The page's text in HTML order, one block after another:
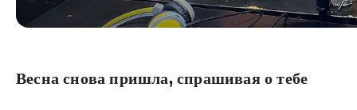
Весна снова пришла, спрашивая о тебе